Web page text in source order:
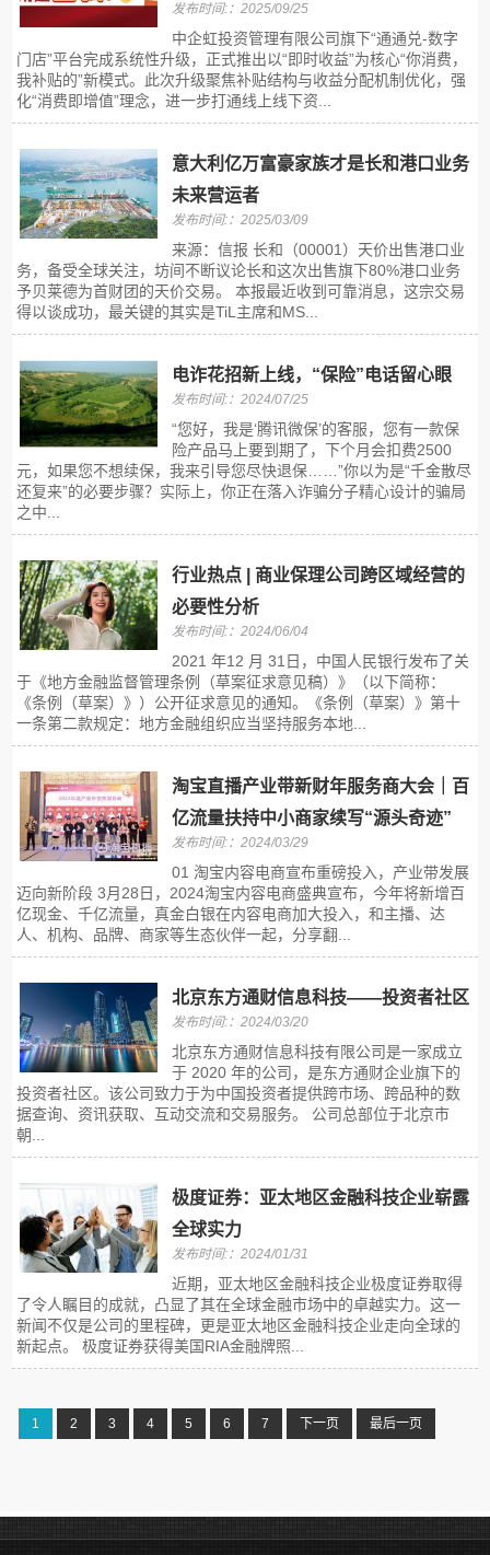
发布时间:：2025/09/25
中企虹投资管理有限公司旗下“通通兑-数字
门店”平台完成系统性升级，正式推出以“即时收益”为核心“你消费，
我补贴的”新模式。此次升级聚焦补贴结构与收益分配机制优化，强
化“消费即增值”理念，进一步打通线上线下资...
意大利亿万富豪家族才是长和港口业务
未来营运者
发布时间:：2025/03/09
来源：信报 长和（00001）天价出售港口业
务，备受全球关注，坊间不断议论长和这次出售旗下80%港口业务
予贝莱德为首财团的天价交易。 本报最近收到可靠消息，这宗交易
得以谈成功，最关键的其实是TiL主席和MS...
电诈花招新上线，“保险”电话留心眼
发布时间:：2024/07/25
“您好，我是‘腾讯微保’的客服，您有一款保
险产品马上要到期了，下个月会扣费2500
元，如果您不想续保，我来引导您尽快退保……”你以为是“千金散尽
还复来”的必要步骤？实际上，你正在落入诈骗分子精心设计的骗局
之中...
行业热点 | 商业保理公司跨区域经营的
必要性分析
发布时间:：2024/06/04
2021 年12 月 31日，中国人民银行发布了关
于《地方金融监督管理条例（草案征求意见稿）》（以下简称：
《条例（草案）》）公开征求意见的通知。《条例（草案）》第十
一条第二款规定：地方金融组织应当坚持服务本地...
淘宝直播产业带新财年服务商大会｜百
亿流量扶持中小商家续写“源头奇迹”
发布时间:：2024/03/29
01 淘宝内容电商宣布重磅投入，产业带发展
迈向新阶段 3月28日，2024淘宝内容电商盛典宣布，今年将新增百
亿现金、千亿流量，真金白银在内容电商加大投入，和主播、达
人、机构、品牌、商家等生态伙伴一起，分享翻...
北京东方通财信息科技——投资者社区
发布时间:：2024/03/20
北京东方通财信息科技有限公司是一家成立
于 2020 年的公司，是东方通财企业旗下的
投资者社区。该公司致力于为中国投资者提供跨市场、跨品种的数
据查询、资讯获取、互动交流和交易服务。 公司总部位于北京市
朝...
极度证券：亚太地区金融科技企业崭露
全球实力
发布时间:：2024/01/31
近期，亚太地区金融科技企业极度证券取得
了令人瞩目的成就，凸显了其在全球金融市场中的卓越实力。这一
新闻不仅是公司的里程碑，更是亚太地区金融科技企业走向全球的
新起点。 极度证券获得美国RIA金融牌照...
1 2 3 4 5 6 7 下一页 最后一页